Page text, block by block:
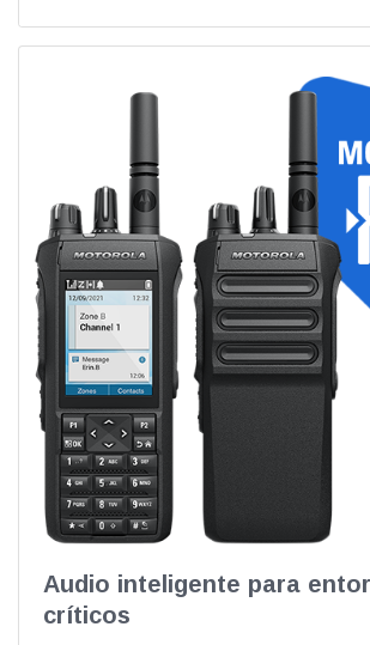
Audio inteligente para
críticos